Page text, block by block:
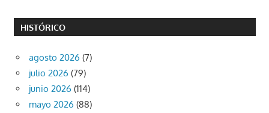
HISTÓRICO
agosto 2026 (7)
julio 2026 (79)
junio 2026 (114)
mayo 2026 (88)